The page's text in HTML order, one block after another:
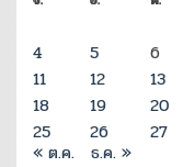
4
5 6
11
12 13
18
19 20
25
26 27
« ต.ค. ธ.ค. »